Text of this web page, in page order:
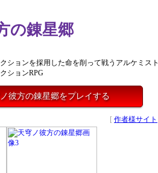
の錬星郷
ションを採用した命を削って戦うアルケミスト
ションRPG
彼方の錬星郷をプレイする
[ 作者様サイト